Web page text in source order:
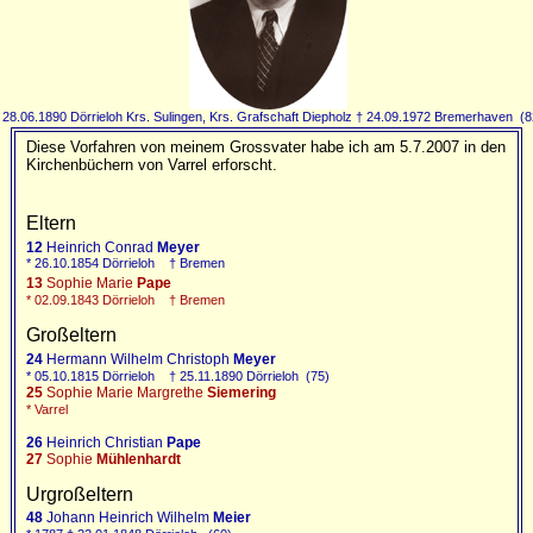
28.06.1890 Dörrieloh Krs. Sulingen, Krs. Grafschaft Diepholz † 24.09.1972 Bremerhaven
Diese Vorfahren von meinem Grossvater habe ich am 5.7.2007 in den
Kirchenbüchern von Varrel erforscht.
Eltern
12 Heinrich Conrad Meyer
* 26.10.1854 Dörrieloh † Bremen
13 Sophie Marie Pape
* 02.09.1843 Dörrieloh † Bremen
Großeltern
24 Hermann Wilhelm Christoph Meyer
* 05.10.1815 Dörrieloh † 25.11.1890 Dörrieloh (75)
25 Sophie Marie Margrethe Siemering
* Varrel
26 Heinrich Christian Pape
27 Sophie Mühlenhardt
Urgroßeltern
48 Johann Heinrich Wilhelm Meier